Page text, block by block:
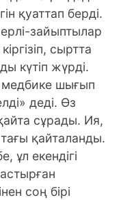
қуаттап берді.
зайыптылар
сыртта
күтіп жүрді.
медбике шығып
деді. Өз
сұрады. Ия,
қайталанды.
ұл екендігі
соң бірі